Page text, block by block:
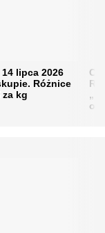
lipca 2026
Różnice
za kg